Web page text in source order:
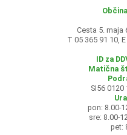
Cesta 5. maja
T 05 365 91 10, E
ID za
Matična
SI56 0120
pon: 8.00-
sre: 8.00-
pet: